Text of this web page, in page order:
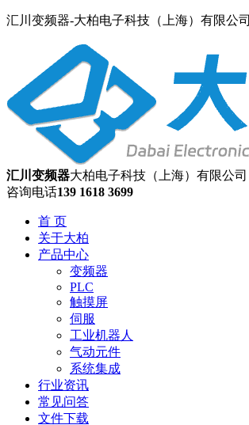
汇川变频器-大柏电子科技（上海）有限公司
汇川变频器大柏电子科技（上海）有限公司
咨询电话139 1618 3699
首 页
关于大柏
产品中心
变频器
PLC
触摸屏
伺服
工业机器人
气动元件
系统集成
行业资讯
常见问答
文件下载